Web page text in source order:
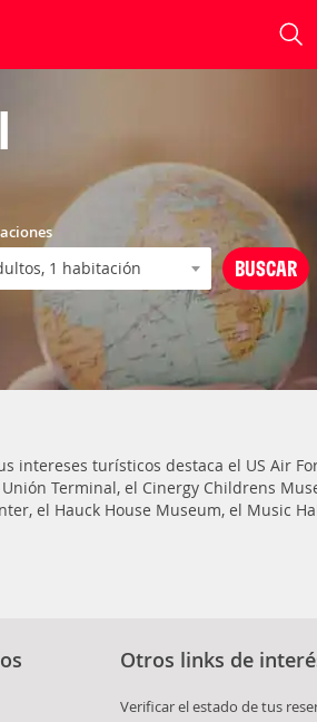
intereses turísticos destaca el US Air
Terminal, el Cinergy Childrens
el Hauck House Museum, el Music
Otros links de
Verificar el estado de tus